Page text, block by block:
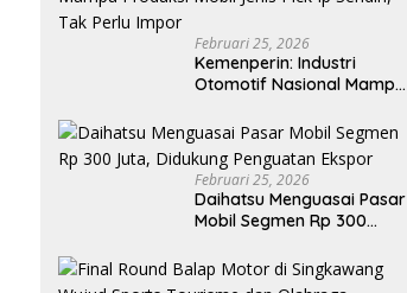
Februari 25, 2026
Kemenperin: Industri
Otomotif Nasional Mampu
ip Sendiri, Tak Perlu Impor
Februari 25, 2026
Daihatsu Menguasai Pasar
Mobil Segmen Rp 300
Ekspor